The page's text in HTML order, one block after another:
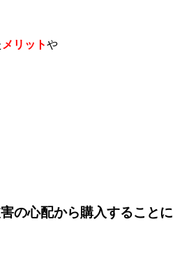
メリットや
の心配から購入することに